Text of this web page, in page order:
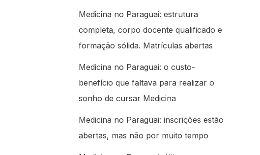
Medicina no Paraguai: estrutura
completa, corpo docente qualificado e
formação sólida. Matrículas abertas
Medicina no Paraguai: o custo-
benefício que faltava para realizar o
sonho de cursar Medicina
Medicina no Paraguai: inscrições estão
abertas, mas não por muito tempo